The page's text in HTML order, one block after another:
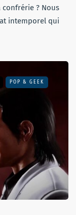
? Nous
intemporel qui
POP & GEEK